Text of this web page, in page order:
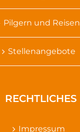
Pilgern und Reisen
Stellenangebote
RECHTLICHES
Impressum